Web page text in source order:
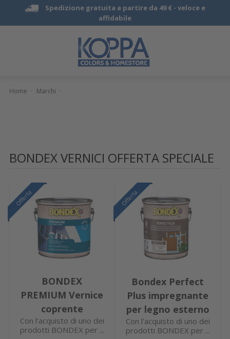
Spedizione gratuita a partire da 49 € - veloce e
affidabile
Home · Marchi ·
BONDEX VERNICI OFFERTA SPECIALE
Offerta
BONDEX
PREMIUM Vernice
coprente
Con l'acquisto di uno dei
prodotti BONDEX per ...
Offerta
Bondex Perfect
Plus impregnante
per legno esterno
Con l'acquisto di uno dei
prodotti BONDEX per ...